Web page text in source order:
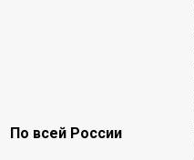
По всей России